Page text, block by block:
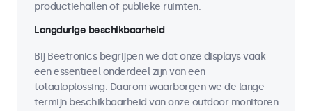
productiehallen of publieke ruimten.
Langdurige beschikbaarheid
Bij Beetronics begrijpen we dat onze displays vaak
een essentieel onderdeel zijn van een
totaaloplossing. Daarom waarborgen we de lange
termijn beschikbaarheid van onze outdoor monitoren